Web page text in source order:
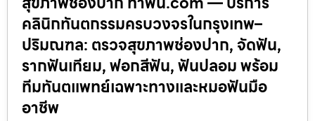
คลินิกทันตกรรมครบวงจรในกรุงเทพ–
ปริมณฑล: ตรวจสุขภาพช่องปาก, จัดฟัน,
รากฟันเทียม, ฟอกสีฟัน, ฟันปลอม พร้อม
ทีมทันตแพทย์เฉพาะทางและหมอฟันมือ
อาชีพ